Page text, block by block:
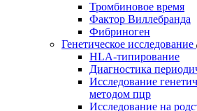
Тромбиновое время
Фактор Виллебранда
Фибриноген
Генетическое исследование
HLA-типирование
Диагностика
Исследование
методом пцр
Исследование на